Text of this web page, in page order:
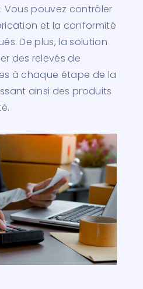
Vous pouvez contrôler
et la conformité
De plus, la solution
des relevés de
à chaque étape de la
ainsi des produits